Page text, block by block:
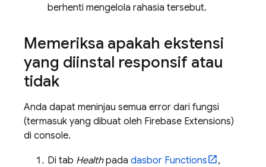
berhenti mengelola rahasia tersebut.
Memeriksa apakah ekstensi
yang diinstal responsif atau
tidak
Anda dapat meninjau semua error dari fungsi
(termasuk yang dibuat oleh Firebase Extensions)
di console.
Di tab Healthpada dasbor Functions
,